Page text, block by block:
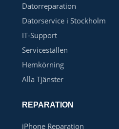
Datorreparation
Datorservice i Stockholm
IT-Support
Serviceställen
Hemkörning
Alla Tjänster
REPARATION
iPhone Reparation